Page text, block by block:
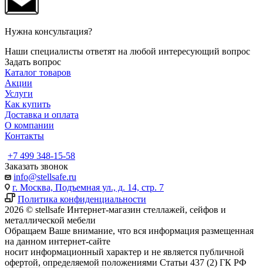
Нужна консультация?
Наши специалисты ответят на любой интересующий вопрос
Задать вопрос
Каталог товаров
Акции
Услуги
Как купить
Доставка и оплата
О компании
Контакты
+7 499 348-15-58
Заказать звонок
info@stellsafe.ru
г. Москва, Подъемная ул., д. 14, стр. 7
Политика конфиденциальности
2026 © stellsafe Интернет-магазин стеллажей, сейфов и
металлической мебели
Обращаем Ваше внимание, что вся информация размещенная
на данном интернет-сайте
носит информационный характер и не является публичной
офертой, определяемой положениями Статьи 437 (2) ГК РФ